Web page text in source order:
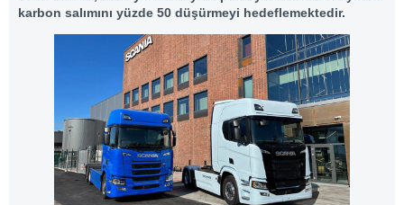
karbon salımını yüzde 50 düşürmeyi hedeflemektedir.